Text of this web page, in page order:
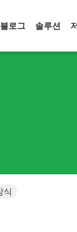
블로그 솔루션
식